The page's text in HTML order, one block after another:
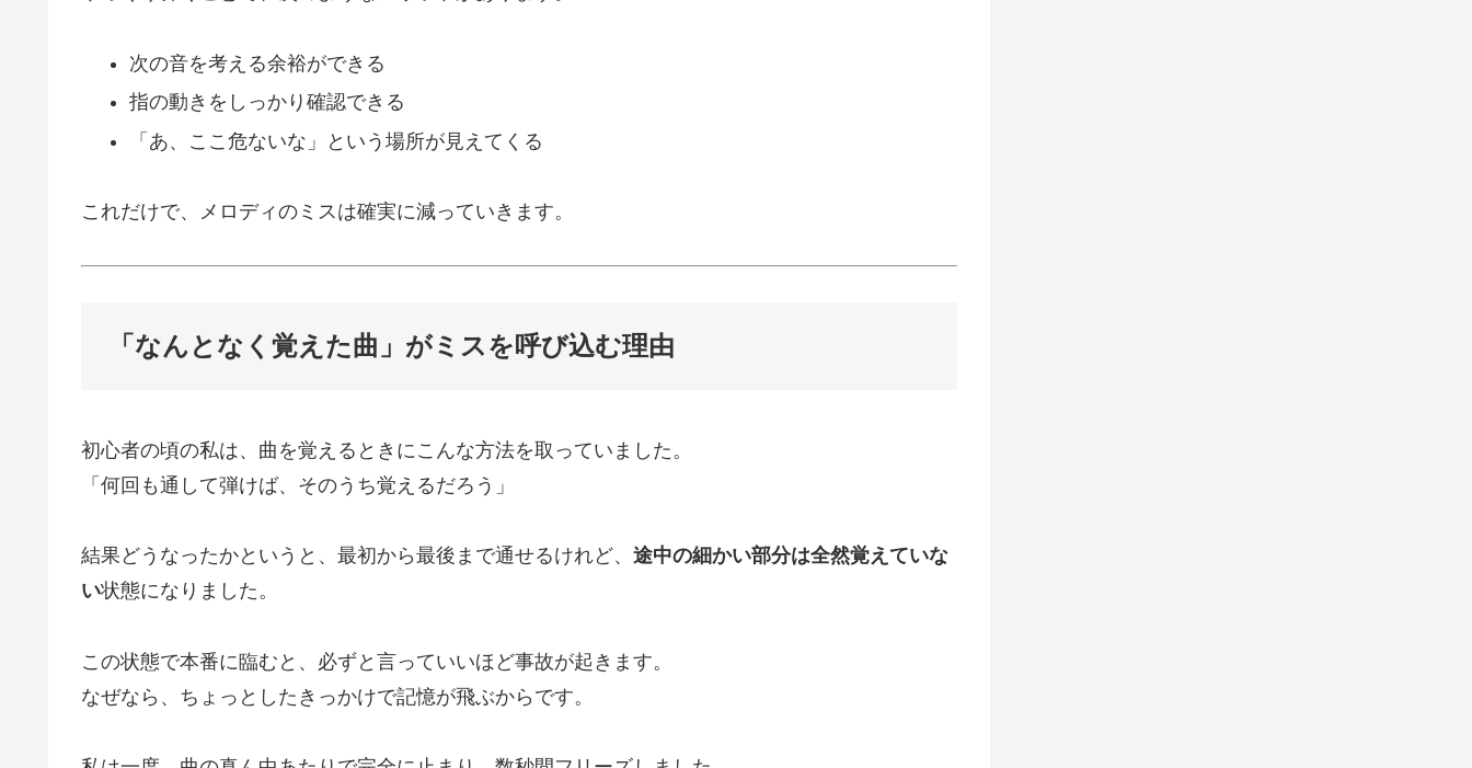
次の音を考える余裕ができる
指の動きをしっかり確認できる
「あ、ここ危ないな」という場所が見えてくる
これだけで、メロディのミスは確実に減っていきます。
「なんとなく覚えた曲」がミスを呼び込む理由
初心者の頃の私は、曲を覚えるときにこんな方法を取っていました。
「何回も通して弾けば、そのうち覚えるだろう」
結果どうなったかというと、最初から最後まで通せるけれど、 途中の細かい部分は全然覚えていな
い状態になりました。
この状態で本番に臨むと、必ずと言っていいほど事故が起きます。
なぜなら、ちょっとしたきっかけで記憶が飛ぶからです。